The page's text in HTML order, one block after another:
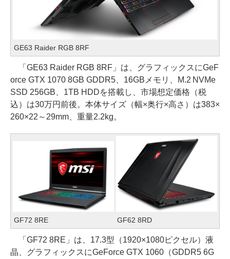
GE63 Raider RGB 8RF
「GE63 Raider RGB 8RF」は、グラフィックスにGeF
orce GTX 1070 8GB GDDR5、16GBメモリ、M.2 NVMe
SSD 256GB、1TB HDDを搭載し、市場想定価格（税
込）は30万円前後。本体サイズ（幅×奥行×高さ）は383×
260×22～29mm、重量2.2kg。
GF72 8RE GF62 8RD
「GF72 8RE」は、17.3型（1920×1080ピクセル）液
晶、グラフィックスにGeForce GTX 1060（GDDR5 6G